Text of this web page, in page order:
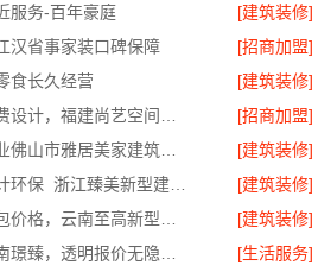
服务-百年豪庭 [建筑装修]
汉省事家装口碑保障 [招商加盟]
食长久经营 [建筑装修]
[招商加盟]
[建筑装修]
[建筑装修]
[建筑装修]
[生活服务]